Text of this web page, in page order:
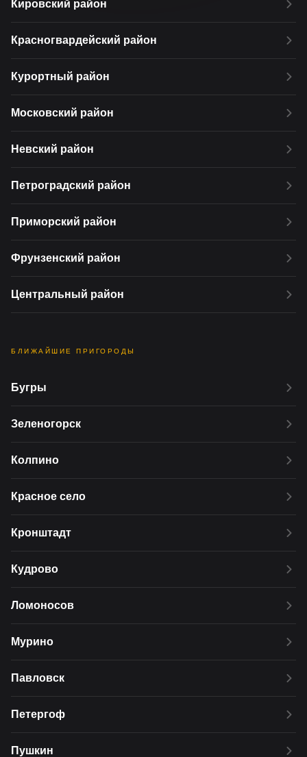
Кировский район
Красногвардейский район
Курортный район
Московский район
Невский район
Петроградский район
Приморский район
Фрунзенский район
Центральный район
БЛИЖАЙШИЕ ПРИГОРОДЫ
Бугры
Зеленогорск
Колпино
Красное село
Кронштадт
Кудрово
Ломоносов
Мурино
Павловск
Петергоф
Пушкин